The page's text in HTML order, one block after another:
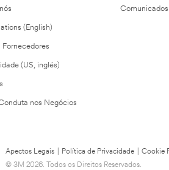
(English)
Fornecedores
(US, inglés)
nos Negócios
Apectos Legais Política de Privacidade Cookie
© 3M 2026. Todos os Direitos Reservados.